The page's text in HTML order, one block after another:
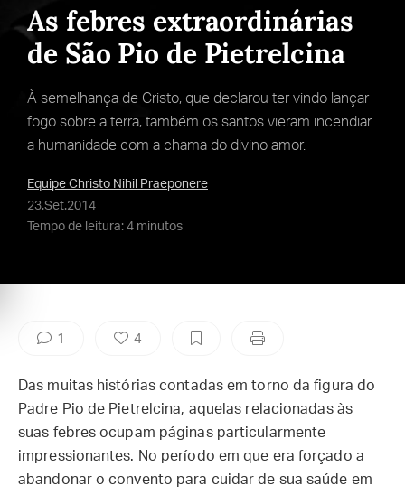
As febres extraordinárias
de São Pio de Pietrelcina
À semelhança de Cristo, que declarou ter vindo lançar
fogo sobre a terra, também os santos vieram incendiar
a humanidade com a chama do divino amor.
Equipe Christo Nihil Praeponere
23.Set.2014
Tempo de leitura: 4 minutos
1 4
Das muitas histórias contadas em torno da figura do
Padre Pio de Pietrelcina, aquelas relacionadas às
suas febres ocupam páginas particularmente
impressionantes. No período em que era forçado a
abandonar o convento para cuidar de sua saúde em